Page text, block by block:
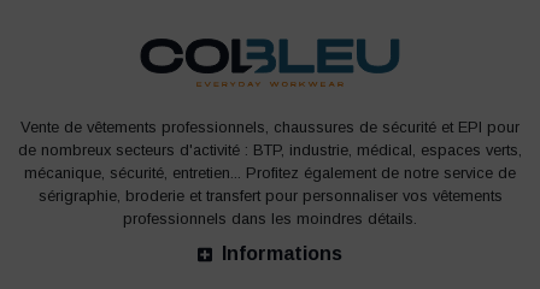
Vente de vêtements professionnels, chaussures de sécurité et EPI pour
de nombreux secteurs d'activité : BTP, industrie, médical, espaces verts,
mécanique, sécurité, entretien... Profitez également de notre service de
sérigraphie, broderie et transfert pour personnaliser vos vêtements
professionnels dans les moindres détails.
Informations